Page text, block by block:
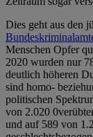
Dies geht aus den
Menschen Opfer
2020 wurden nur
deutlich höheren
sind homo-
politischen
von 2.020
und auf 589 von